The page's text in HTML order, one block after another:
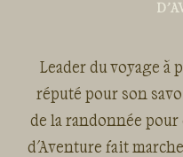
Leader du voyage à
réputé pour son
de la randonnée
d'Aventure fait